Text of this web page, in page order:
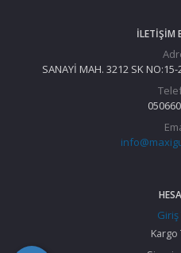
İLETIŞIM
SANAYİ MAH. 3212 SK NO:15-
Giriş
Kargo